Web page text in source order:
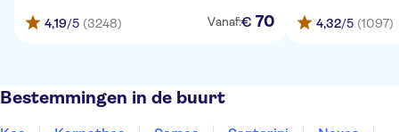
4,19/5 (3248) Vanaf:€ 70 4,32/5 (1097)
Bestemmingen in de buurt